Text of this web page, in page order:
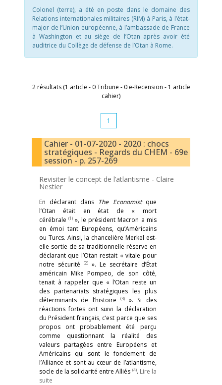
Colonel (terre), a été en poste dans le domaine des
Relations internationales militaires (RIM) à Paris, à l’état-
major de l’Union européenne, à l’ambassade de France
à Washington et au siège de l’Otan après avoir été
auditrice du Collège de défense de l’Otan à Rome.
2 résultats (1 article - 0 Tribune - 0 e-Recension - 1 article
cahier)
1
Cahier - 01-07-2020 - 2020 : chocs
stratégiques - Regards du CHEM - 69e
session - p. 257-269
Revisiter le concept de l’atlantisme - Claire
Nestier
En déclarant dans The Economist que
l’Otan était en état de « mort
cérébrale(1) », le président Macron a mis
en émoi tant Européens, qu’Américains
ou Turcs. Ainsi, la chancelière Merkel est-
elle sortie de sa traditionnelle réserve en
déclarant que l’Otan restait « vitale pour
notre sécurité
(2)». Le secrétaire d’État
américain Mike Pompeo, de son côté,
tenait à rappeler que « l’Otan reste un
des partenariats stratégiques les plus
déterminants de l’histoire
(3)». Si des
réactions fortes ont suivi la déclaration
du Président français, c’est parce que ses
propos ont probablement été perçu
comme questionnant la réalité des
valeurs partagées entre Européens et
Américains qui sont le fondement de
l’Alliance et sont au cœur de l’atlantisme,
socle de la solidarité entre Alliés (4). Lire la
suite